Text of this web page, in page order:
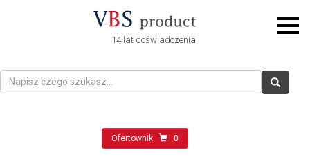
14 lat doświadczenia
Ofertownik 0